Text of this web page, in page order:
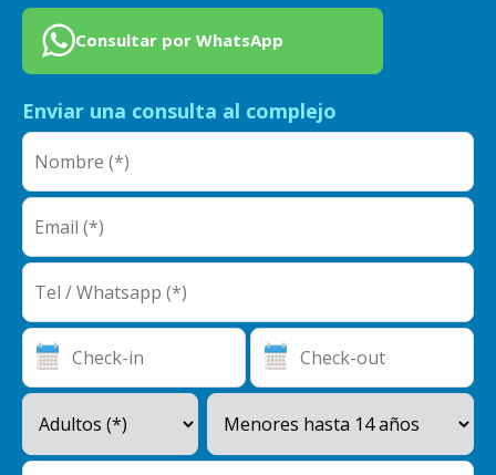
Consultar por WhatsApp
Enviar una consulta al complejo